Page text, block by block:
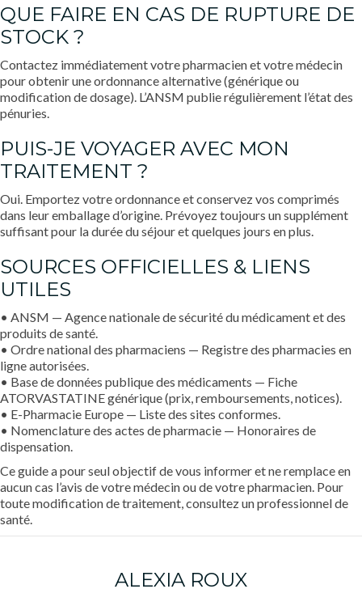
QUE FAIRE EN CAS DE RUPTURE DE
STOCK ?
Contactez immédiatement votre pharmacien et votre médecin
pour obtenir une ordonnance alternative (générique ou
modification de dosage). L’ANSM publie régulièrement l’état des
pénuries.
PUIS-JE VOYAGER AVEC MON
TRAITEMENT ?
Oui. Emportez votre ordonnance et conservez vos comprimés
dans leur emballage d’origine. Prévoyez toujours un supplément
suffisant pour la durée du séjour et quelques jours en plus.
SOURCES OFFICIELLES & LIENS
UTILES
• ANSM — Agence nationale de sécurité du médicament et des
produits de santé.
• Ordre national des pharmaciens — Registre des pharmacies en
ligne autorisées.
• Base de données publique des médicaments — Fiche
ATORVASTATINE générique (prix, remboursements, notices).
• E-Pharmacie Europe — Liste des sites conformes.
• Nomenclature des actes de pharmacie — Honoraires de
dispensation.
Ce guide a pour seul objectif de vous informer et ne remplace en
aucun cas l’avis de votre médecin ou de votre pharmacien. Pour
toute modification de traitement, consultez un professionnel de
santé.
ALEXIA ROUX